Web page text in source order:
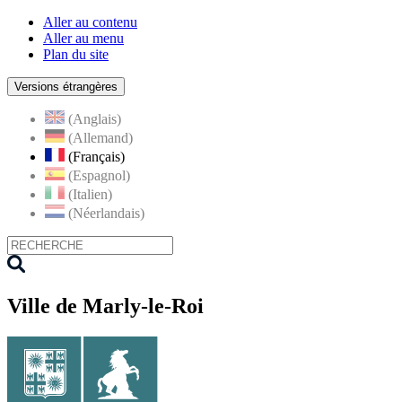
Aller au contenu
Aller au menu
Plan du site
Versions étrangères
(Anglais)
(Allemand)
(Français)
(Espagnol)
(Italien)
(Néerlandais)
Ville de Marly-le-Roi